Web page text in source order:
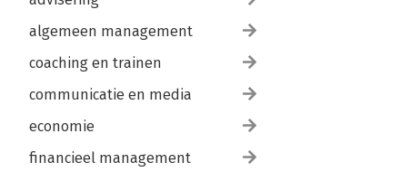
algemeen management
coaching en trainen
communicatie en media
economie
financieel management